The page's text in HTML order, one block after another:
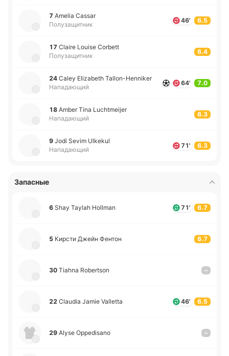
7 Amelia Cassar
Полузащитник
46' 6.5
17 Claire Louise Corbett
Полузащитник
6.4
24 Caley Elizabeth Tallon-Henniker
Нападающий
64' 7.0
18 Amber Tina Luchtmeijer
Нападающий
6.3
9 Jodi Sevim Ulkekul
Нападающий
71' 6.3
Запасные
6 Shay Taylah Hollman 71' 6.7
5 Кирсти Джейн Фентон 6.7
30 Tiahna Robertson –
22 Claudia Jamie Valletta 46' 6.5
29 Alyse Oppedisano –